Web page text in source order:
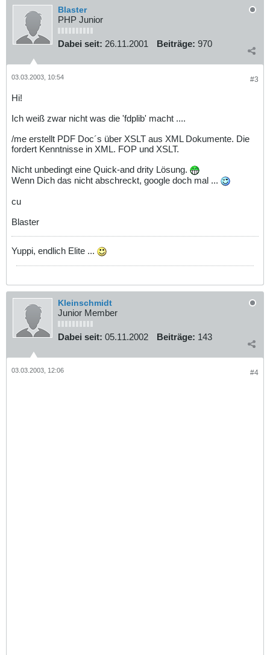
Blaster
PHP Junior
Dabei seit: 26.11.2001 Beiträge: 970
#3
03.03.2003, 10:54
Hi!
Ich weiß zwar nicht was die 'fdplib' macht ....
/me erstellt PDF Doc´s über XSLT aus XML Dokumente. Die
fordert Kenntnisse in XML. FOP und XSLT.
Nicht unbedingt eine Quick-and drity Lösung.
Wenn Dich das nicht abschreckt, google doch mal ...
cu
Blaster
Yuppi, endlich Elite ...
Kleinschmidt
Junior Member
Dabei seit: 05.11.2002 Beiträge: 143
#4
03.03.2003, 12:06